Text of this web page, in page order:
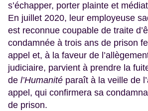
s’échapper, porter plainte et
En juillet 2020, leur employeuse
est reconnue coupable de traite
condamnée à trois ans de prison
appel et, à la faveur de
judiciaire, parvient à prendre la
de l’Humanité paraît à la veille de
appel, qui confirmera sa
de prison.